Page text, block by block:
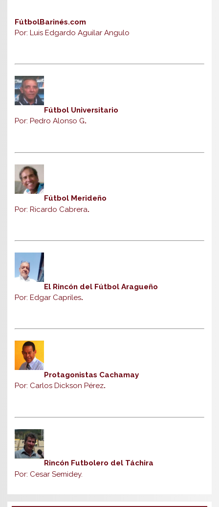
FútbolBarinés.com
Por: Luis Edgardo Aguilar Angulo
Fútbol Universitario
Por: Pedro Alonso G.
Fútbol Merideño
Por: Ricardo Cabrera.
El Rincón del Fútbol Aragueño
Por: Edgar Capriles.
Protagonistas Cachamay
Por: Carlos Dickson Pérez.
Rincón Futbolero del Táchira
Por: Cesar Semidey.